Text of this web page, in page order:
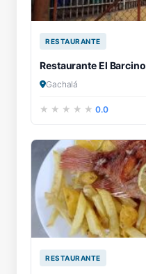
RESTAURANTE
Restaurante El Barcino
Gachalá
0.0
RESTAURANTE